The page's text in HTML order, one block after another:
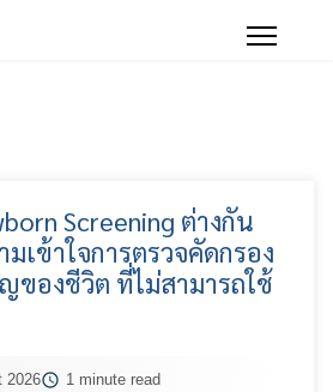
Screening ต่างกัน
มเข้าใจการตรวจคัดกรอง
ของชีวิต ที่ไม่สามารถใช้
2026 1 minute read